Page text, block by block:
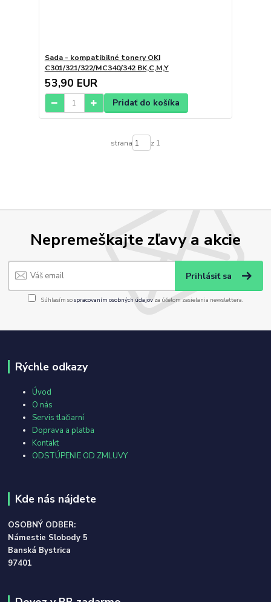
Sada - kompatibilné tonery OKI
C301/321/322/MC340/342 BK,C,M,Y
53,90 EUR
Pridať do košíka
strana z 1
Nepremeškajte zľavy a akcie
Prihlásiť sa
Súhlasím sospracovaním osobných údajov za účelom zasielania newslettera.
Rýchle odkazy
Úvod
O nás
Servis tlačiarní
Doprava a platba
Kontakt
ODSTÚPENIE OD ZMLUVY
Kde nás nájdete
OSOBNÝ ODBER:
Námestie Slobody 5
Banská Bystrica
97401